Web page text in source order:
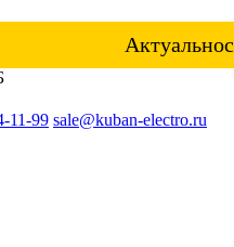
11-99 sale@kuban-electro.ru